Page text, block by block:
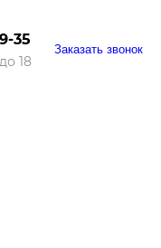
35
18
Заказать звонок